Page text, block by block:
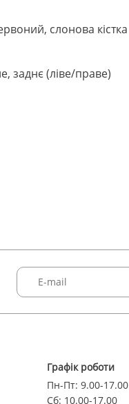
слонова кістка
заднє (ліве/праве)
Графік роботи
Пн-Пт: 9.00-17.00
Сб: 10.00-17.00